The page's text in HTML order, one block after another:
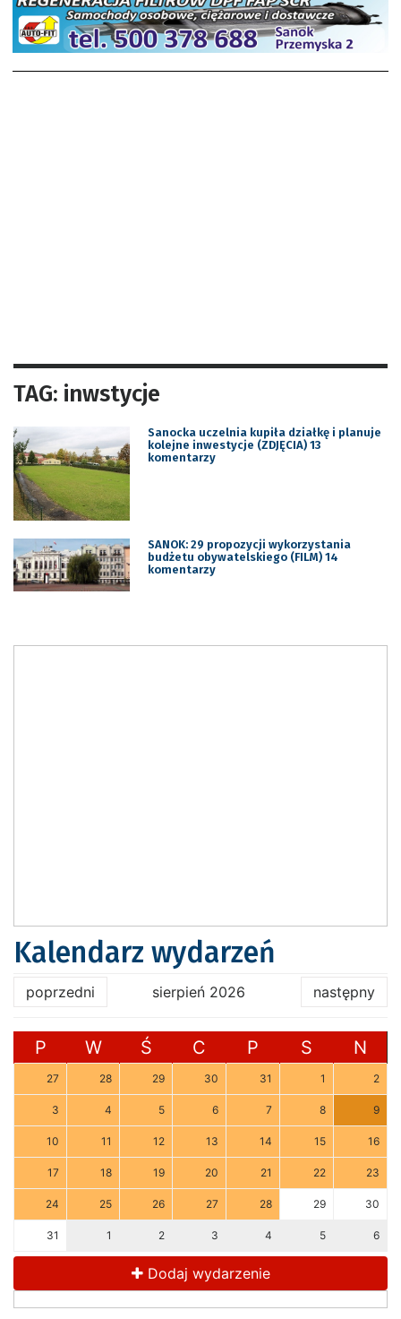
TAG: inwstycje
Sanocka uczelnia kupiła działkę i planuje
kolejne inwestycje (ZDJĘCIA) 13
komentarzy
SANOK: 29 propozycji wykorzystania
budżetu obywatelskiego (FILM) 14
komentarzy
Kalendarz wydarzeń
poprzedni sierpień 2026 następny
P W Ś C P S N
27 28 29 30 31 1 2
3 4 5 6 7 8 9
10 11 12 13 14 15 16
17 18 19 20 21 22 23
24 25 26 27 28 29 30
31 1 2 3 4 5 6
Dodaj wydarzenie